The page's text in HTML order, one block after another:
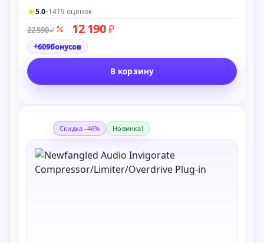
★5.0•1419 оценок
22 590₽ 12 190₽
+609бонусов
В корзину
Скидка -46% Новинка!